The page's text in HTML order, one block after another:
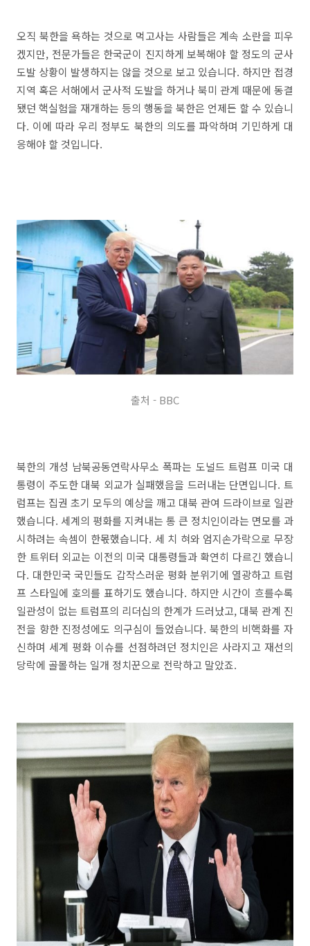
오직 북한을 욕하는 것으로 먹고사는 사람들은 계속 소란을 피우
겠지만, 전문가들은 한국군이 진지하게 보복해야 할 정도의 군사
도발 상황이 발생하지는 않을 것으로 보고 있습니다. 하지만 접경
지역 혹은 서해에서 군사적 도발을 하거나 북미 관계 때문에 동결
됐던 핵실험을 재개하는 등의 행동을 북한은 언제든 할 수 있습니
다. 이에 따라 우리 정부도 북한의 의도를 파악하며 기민하게 대
응해야 할 것입니다.
출처 - BBC
북한의 개성 남북공동연락사무소 폭파는 도널드 트럼프 미국 대
통령이 주도한 대북 외교가 실패했음을 드러내는 단면입니다. 트
럼프는 집권 초기 모두의 예상을 깨고 대북 관여 드라이브로 일관
했습니다. 세계의 평화를 지켜내는 통 큰 정치인이라는 면모를 과
시하려는 속셈이 한몫했습니다. 세 치 혀와 엄지손가락으로 무장
한 트위터 외교는 이전의 미국 대통령들과 확연히 다르긴 했습니
다. 대한민국 국민들도 갑작스러운 평화 분위기에 열광하고 트럼
프 스타일에 호의를 표하기도 했습니다. 하지만 시간이 흐를수록
일관성이 없는 트럼프의 리더십의 한계가 드러났고, 대북 관계 진
전을 향한 진정성에도 의구심이 들었습니다. 북한의 비핵화를 자
신하며 세계 평화 이슈를 선점하려던 정치인은 사라지고 재선의
당락에 골몰하는 일개 정치꾼으로 전락하고 말았죠.